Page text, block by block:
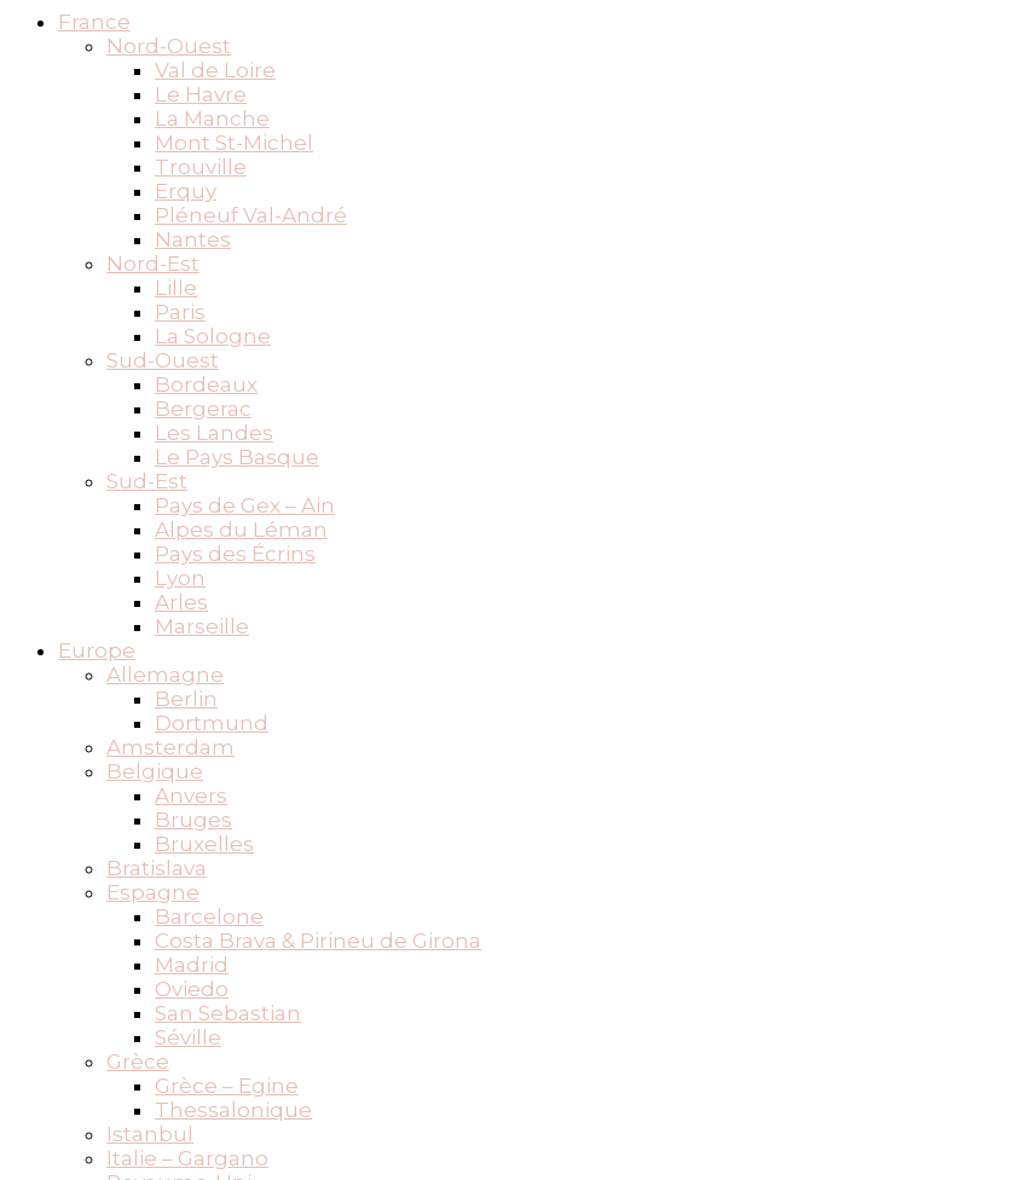
Rêver d'Ailleurs – 10 raisons de s'envoler vers…
France
Nord-Ouest
Val de Loire
Le Havre
La Manche
Mont St-Michel
Trouville
Erquy
Pléneuf Val-André
Nantes
Nord-Est
Lille
Paris
La Sologne
Sud-Ouest
Bordeaux
Bergerac
Les Landes
Le Pays Basque
Sud-Est
Pays de Gex – Ain
Alpes du Léman
Pays des Écrins
Lyon
Arles
Marseille
Europe
Allemagne
Berlin
Dortmund
Amsterdam
Belgique
Anvers
Bruges
Bruxelles
Bratislava
Espagne
Barcelone
Costa Brava & Pirineu de Girona
Madrid
Oviedo
San Sebastian
Séville
Grèce
Grèce – Egine
Thessalonique
Istanbul
Italie – Gargano